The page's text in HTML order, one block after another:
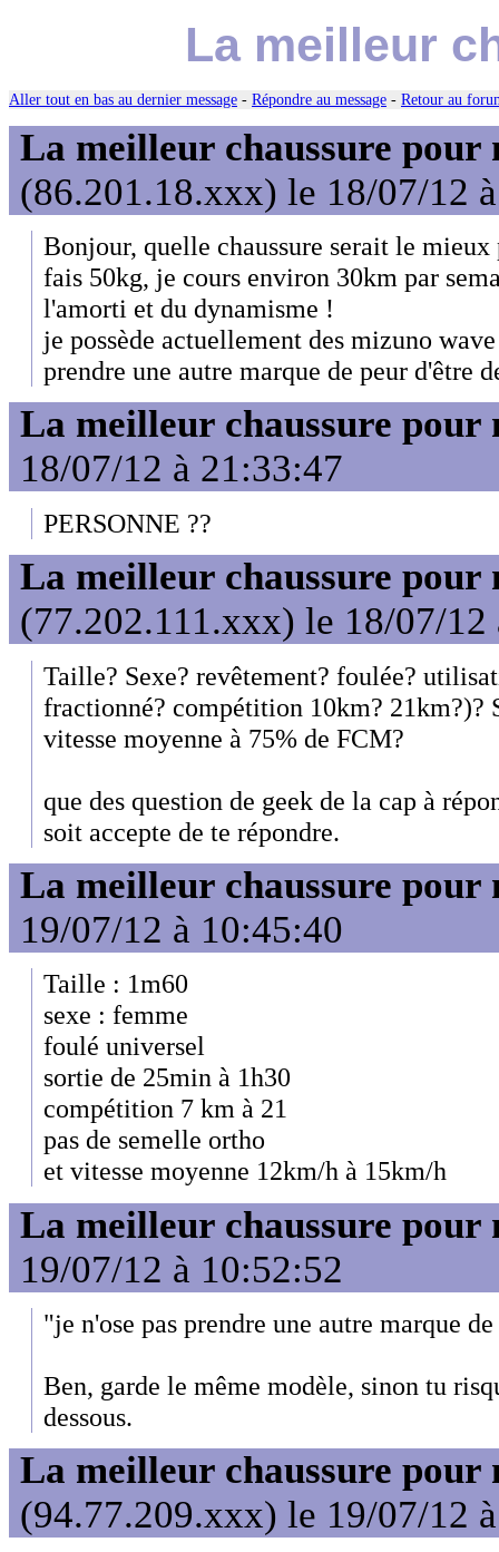
La meilleur
Aller tout en bas au dernier message - Répondre au message - Retour au
La meilleur chaussure pour
(86.201.18.xxx) le 18/07/12
Bonjour, quelle chaussure serait le
fais 50kg, je cours environ 30km par
l'amorti et du dynamisme !
je possède actuellement des mizuno
prendre une autre marque de peur d'être
La meilleur chaussure pour
18/07/12 à 21:33:47
PERSONNE ??
La meilleur chaussure pour
(77.202.111.xxx) le 18/07/12
Taille? Sexe? revêtement? foulée?
fractionné? compétition 10km? 21km?)?
vitesse moyenne à 75% de FCM?
que des question de geek de la cap à
soit accepte de te répondre.
La meilleur chaussure pour
19/07/12 à 10:45:40
Taille : 1m60
sexe : femme
foulé universel
sortie de 25min à 1h30
compétition 7 km à 21
pas de semelle ortho
et vitesse moyenne 12km/h à 15km/h
La meilleur chaussure pour
19/07/12 à 10:52:52
"je n'ose pas prendre une autre marque
Ben, garde le même modèle, sinon tu
dessous.
La meilleur chaussure pour
(94.77.209.xxx) le 19/07/12